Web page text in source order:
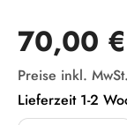
Regulärer Preis:
70,00 €
Preise inkl.
Lieferzeit 1-2